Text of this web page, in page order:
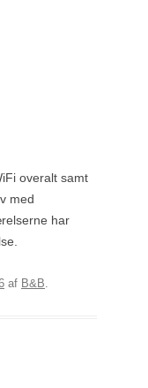
overalt samt
med
har
af B&B.